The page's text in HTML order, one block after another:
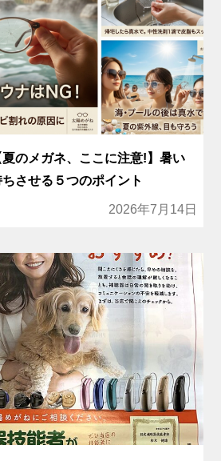
のメガネ、ここに注意!】暑い
させる５つのポイント
2026年7月14日